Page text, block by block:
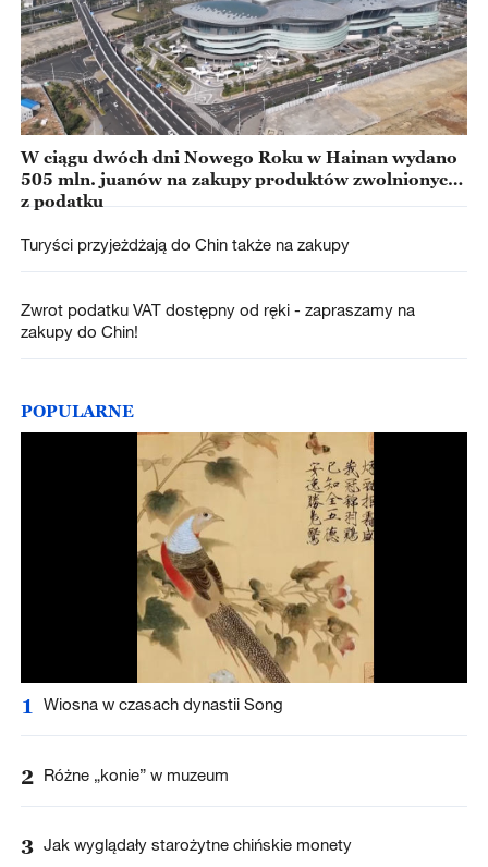
W ciągu dwóch dni Nowego Roku w Hainan wydano
505 mln. juanów na zakupy produktów zwolnionych
z podatku
Turyści przyjeżdżają do Chin także na zakupy
Zwrot podatku VAT dostępny od ręki - zapraszamy na
zakupy do Chin!
POPULARNE
1 Wiosna w czasach dynastii Song
2 Różne „konie” w muzeum
3 Jak wyglądały starożytne chińskie monety